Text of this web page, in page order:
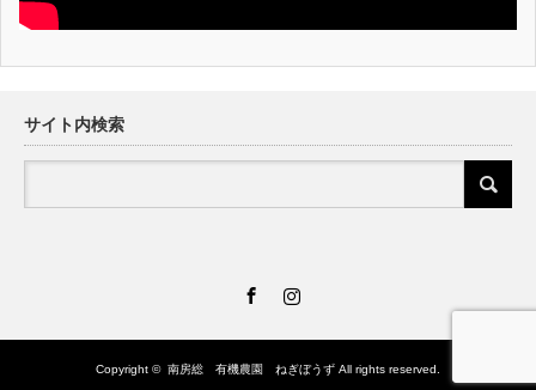
サイト内検索
Copyright © 南房総 有機農園 ねぎぼうず All rights reserved.